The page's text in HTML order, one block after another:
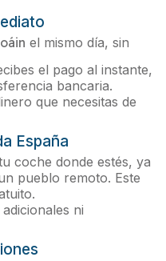
el mismo día, sin
el pago al instante,
bancaria.
que necesitas de
España
coche donde estés, ya
pueblo remoto. Este
ni